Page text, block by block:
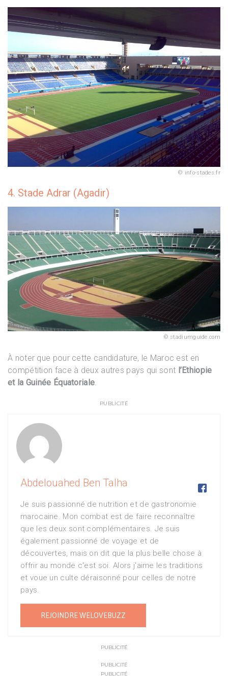
info-stades.fr
4. Stade Adrar (Agadir)
stadiumguide.com
À noter que pour cette candidature, le Maroc est en
compétition face à deux autres pays qui sont l’Ethiopie
et la Guinée Équatoriale.
PUBLICITÉ
Abdelouahed Ben Talha 
Je suis passionné de nutrition et de gastronomie
marocaine. Mon combat est de faire reconnaître
que les deux sont complémentaires. Je suis
également passionné de voyage et de
découvertes, mais on dit que la plus belle chose à
offrir au monde c'est soi. Alors j'aime les traditions
et voue un culte déraisonné pour celles de notre
pays.
REJOINDRE WELOVEBUZZ
PUBLICITÉ
PUBLICITÉ
PUBLICITÉ